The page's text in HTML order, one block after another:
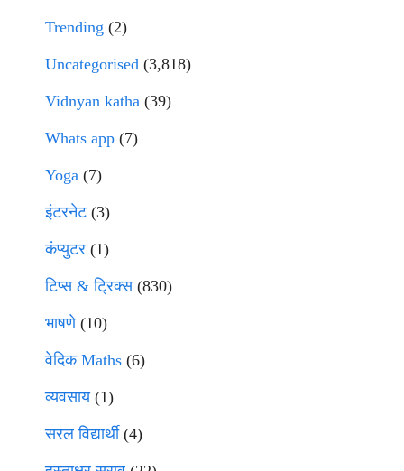
Trending (2)
Uncategorised (3,818)
Vidnyan katha (39)
Whats app (7)
Yoga (7)
इंटरनेट(3)
कंप्युटर (1)
टिप्स & ट्रिक्स(830)
भाषणे(10)
वेदिक Maths (6)
व्यवसाय(1)
सरल विद्यार्थी(4)